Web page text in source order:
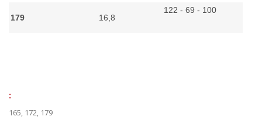
179 16,8
122 - 69 - 100
:
165, 172, 179